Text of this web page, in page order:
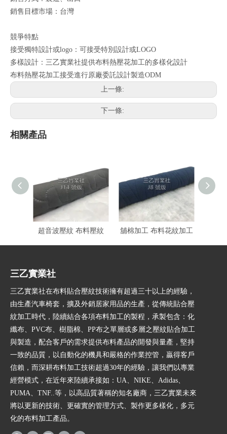
銷售目標市場：台灣
競爭特點
接受獨特設計或logo：可接受特別設計或LOGO
多樣設計：三乙實業社提供布料熱壓花加工的多樣化設計
布料熱壓花加工接受進行原廠委託設計製造ODM
上一條:
下一條:
相關產品
超音波壓紋 布料壓紋 舖棉加工 布料花紋加工
三乙實業社
三乙實業社在布料貼合壓紋技術擁有超過三十以上的經驗，
由生產汽車椅套，擴及外銷居家用品的生產，從傳統貼合壓
紋加工時代，陸續結合各項布料加工的製程，承製包含：化
纖布、PVC布、樹脂棉、PP布之單層或多層之壓紋貼合加工
與製造，配合客戶的需求提供布料產品的開發與量產，堅持
一致的品質，以自動化的機具和嚴格的作業控管，贏得客戶
信賴，而深耕布料加工技術超過30年的經驗，讓我們以專業
經營模式，在近年來陸續承接如：UA、NIKE、Adidas、
PUMA、TNF..等，以高品質著稱的知名廠商，三乙實業未來
將以更新的技術、更確實的管理方式、製作更多樣化，多元
化的布料加工產品。